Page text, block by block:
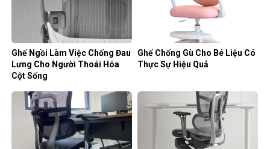
Ghế Ngồi Làm Việc Chống Đau
Lưng Cho Người Thoái Hóa
Cột Sống
Ghế Chống Gù Cho Bé Liệu Có
Thực Sự Hiệu Quả